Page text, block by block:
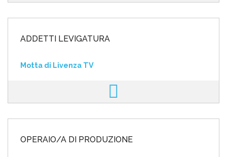
ADDETTI LEVIGATURA
Motta di Livenza TV
OPERAIO/A DI PRODUZIONE